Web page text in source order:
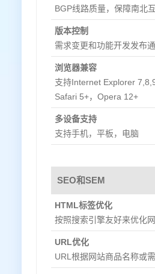
BGP线路质量，保障南北
版本控制
需求变更和功能开发发布
浏览器兼容
支持Internet Explorer
Safari 5+，Opera 12+
多设备支持
支持手机，平板，电脑
SEO和SEM
HTML标签优化
按照搜索引擎友好来优化
URL优化
URL根据网站商品名称或